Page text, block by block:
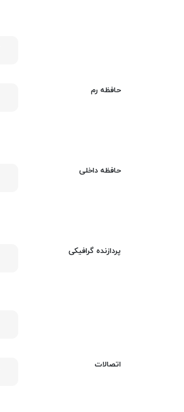
حافظه رم
حافظه داخلی
پردازنده گرافیکی
اتصالات